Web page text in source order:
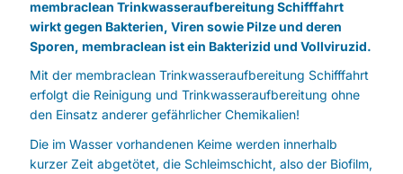
membraclean Trinkwasseraufbereitung Schifffahrt
wirkt gegen Bakterien, Viren sowie Pilze und deren
Sporen, membraclean ist ein Bakterizid und Vollviruzid.
Mit der membraclean Trinkwasseraufbereitung Schifffahrt
erfolgt die Reinigung und Trinkwasseraufbereitung ohne
den Einsatz anderer gefährlicher Chemikalien!
Die im Wasser vorhandenen Keime werden innerhalb
kurzer Zeit abgetötet, die Schleimschicht, also der Biofilm,